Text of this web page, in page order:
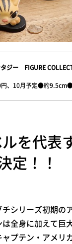
ジー FIGURE
、10月予定●約9.5cm●
を代表
定！！
シリーズ初期の
全身に加えて巨
プテン・アメリ